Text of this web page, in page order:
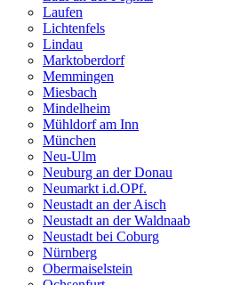
Laufen
Lichtenfels
Lindau
Marktoberdorf
Memmingen
Miesbach
Mindelheim
Mühldorf am Inn
München
Neu-Ulm
Neuburg an der Donau
Neumarkt i.d.OPf.
Neustadt an der Aisch
Neustadt an der Waldnaab
Neustadt bei Coburg
Nürnberg
Obermaiselstein